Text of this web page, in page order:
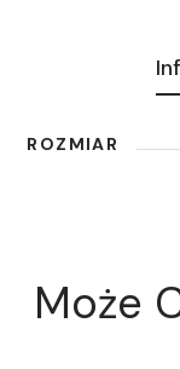
ROZMIAR
Może